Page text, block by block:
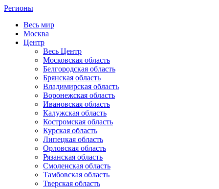
Регионы
Весь мир
Москва
Центр
Весь Центр
Московская область
Белгородская область
Брянская область
Владимирская область
Воронежская область
Ивановская область
Калужская область
Костромская область
Курская область
Липецкая область
Орловская область
Рязанская область
Смоленская область
Тамбовская область
Тверская область